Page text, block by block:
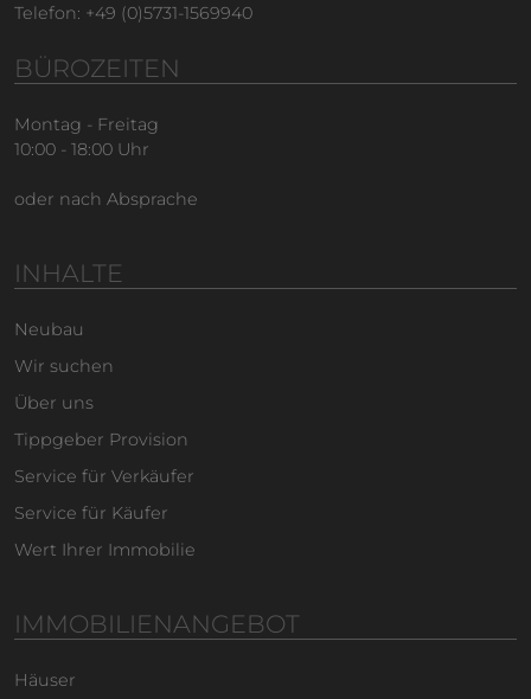
Telefon: +49 (0)5731-1569940
BÜROZEITEN
Montag - Freitag
10:00 - 18:00 Uhr
oder nach Absprache
INHALTE
Neubau
Wir suchen
Über uns
Tippgeber Provision
Service für Verkäufer
Service für Käufer
Wert Ihrer Immobilie
IMMOBILIENANGEBOT
Häuser